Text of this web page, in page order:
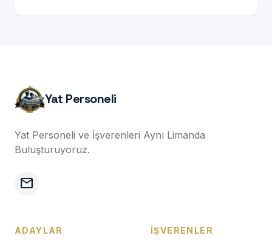
Yat Personeli
Yat Personeli ve İşverenleri Aynı Limanda
Buluşturuyoruz.
mail
ADAYLAR İŞVERENLER